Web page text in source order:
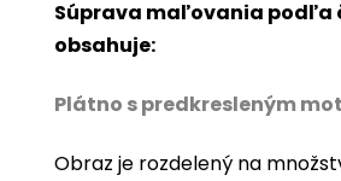
Súprava maľovania podľa
obsahuje:
Plátno s predkresleným
Obraz je rozdelený na